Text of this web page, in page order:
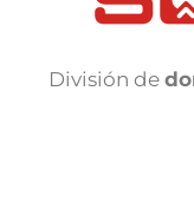
División de